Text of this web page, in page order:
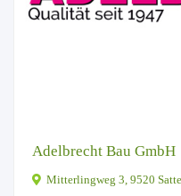
Adelbrecht Bau GmbH
Mitterlingweg 3, 9520